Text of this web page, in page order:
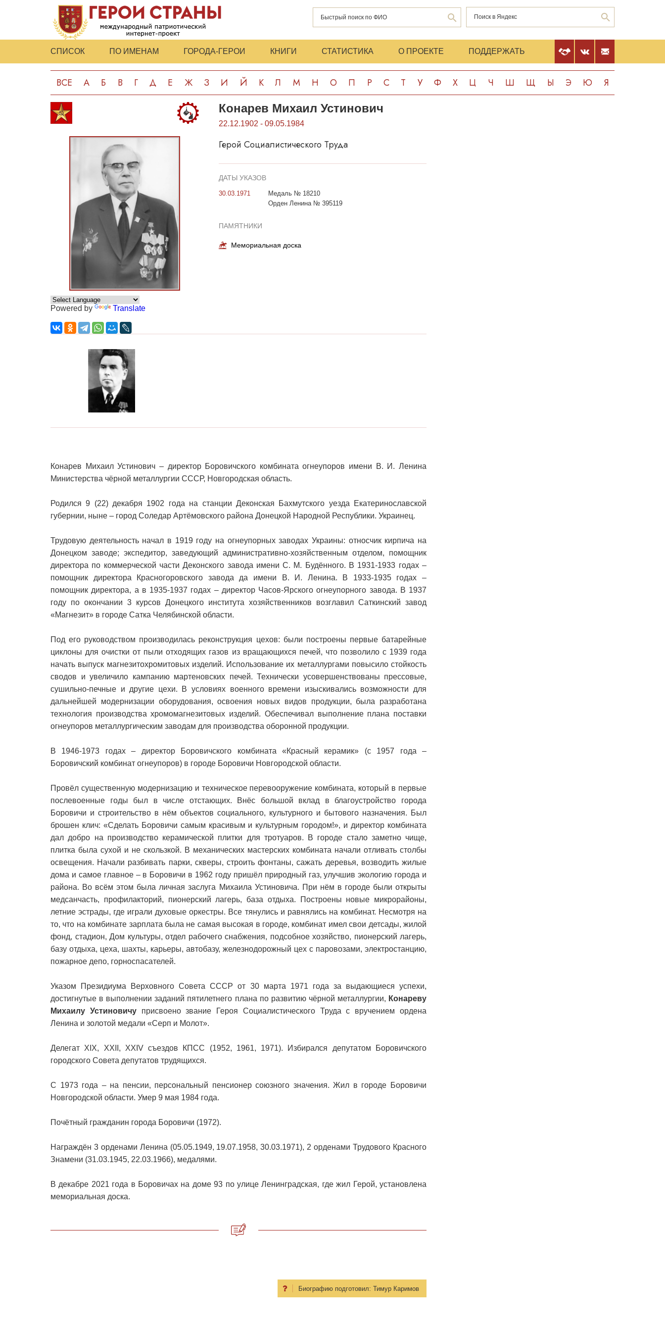
СПИСОК ПО ИМЕНАМ ГОРОДА-ГЕРОИ КНИГИ СТАТИСТИКА О ПРОЕКТЕ ПОДДЕРЖАТЬ
ВСЕ А Б В Г Д Е Ж З И Й К Л М Н О П Р С Т У Ф Х Ц Ч Ш Щ Ы Э Ю Я
Powered by Translate
Конарев Михаил Устинович
22.12.1902 - 09.05.1984
Герой Социалистического Труда
ДАТЫ УКАЗОВ
30.03.1971
Медаль № 18210
Орден Ленина № 395119
ПАМЯТНИКИ
Мемориальная доска
Конарев Михаил Устинович – директор Боровичского комбината огнеупоров имени В. И. Ленина
Министерства чёрной металлургии СССР, Новгородская область.
Родился 9 (22) декабря 1902 года на станции Деконская Бахмутского уезда Екатеринославской
губернии, ныне – город Соледар Артёмовского района Донецкой Народной Республики. Украинец.
Трудовую деятельность начал в 1919 году на огнеупорных заводах Украины: относчик кирпича на
Донецком заводе; экспедитор, заведующий административно-хозяйственным отделом, помощник
директора по коммерческой части Деконского завода имени С. М. Будённого. В 1931-1933 годах –
помощник директора Красногоровского завода да имени В. И. Ленина. В 1933-1935 годах –
помощник директора, а в 1935-1937 годах – директор Часов-Ярского огнеупорного завода. В 1937
году по окончании 3 курсов Донецкого института хозяйственников возглавил Саткинский завод
«Магнезит» в городе Сатка Челябинской области.
Под его руководством производилась реконструкция цехов: были построены первые батарейные
циклоны для очистки от пыли отходящих газов из вращающихся печей, что позволило с 1939 года
начать выпуск магнезитохромитовых изделий. Использование их металлургами повысило стойкость
сводов и увеличило кампанию мартеновских печей. Технически усовершенствованы прессовые,
сушильно-печные и другие цехи. В условиях военного времени изыскивались возможности для
дальнейшей модернизации оборудования, освоения новых видов продукции, была разработана
технология производства хромомагнезитовых изделий. Обеспечивал выполнение плана поставки
огнеупоров металлургическим заводам для производства оборонной продукции.
В 1946-1973 годах – директор Боровичского комбината «Красный керамик» (с 1957 года –
Боровичский комбинат огнеупоров) в городе Боровичи Новгородской области.
Провёл существенную модернизацию и техническое перевооружение комбината, который в первые
послевоенные годы был в числе отстающих. Внёс большой вклад в благоустройство города
Боровичи и строительство в нём объектов социального, культурного и бытового назначения. Был
брошен клич: «Сделать Боровичи самым красивым и культурным городом!», и директор комбината
дал добро на производство керамической плитки для тротуаров. В городе стало заметно чище,
плитка была сухой и не скользкой. В механических мастерских комбината начали отливать столбы
освещения. Начали разбивать парки, скверы, строить фонтаны, сажать деревья, возводить жилые
дома и самое главное – в Боровичи в 1962 году пришёл природный газ, улучшив экологию города и
района. Во всём этом была личная заслуга Михаила Устиновича. При нём в городе были открыты
медсанчасть, профилакторий, пионерский лагерь, база отдыха. Построены новые микрорайоны,
летние эстрады, где играли духовые оркестры. Все тянулись и равнялись на комбинат. Несмотря на
то, что на комбинате зарплата была не самая высокая в городе, комбинат имел свои детсады, жилой
фонд, стадион, Дом культуры, отдел рабочего снабжения, подсобное хозяйство, пионерский лагерь,
базу отдыха, цеха, шахты, карьеры, автобазу, железнодорожный цех с паровозами, электростанцию,
пожарное депо, горноспасателей.
Указом Президиума Верховного Совета СССР от 30 марта 1971 года за выдающиеся успехи,
достигнутые в выполнении заданий пятилетнего плана по развитию чёрной металлургии, Конареву
Михаилу Устиновичуприсвоено звание Героя Социалистического Труда с вручением ордена
Ленина и золотой медали «Серп и Молот».
Делегат XIX, XXII, XXIV съездов КПСС (1952, 1961, 1971). Избирался депутатом Боровичского
городского Совета депутатов трудящихся.
С 1973 года – на пенсии, персональный пенсионер союзного значения. Жил в городе Боровичи
Новгородской области. Умер 9 мая 1984 года.
Почётный гражданин города Боровичи (1972).
Награждён 3 орденами Ленина (05.05.1949, 19.07.1958, 30.03.1971), 2 орденами Трудового Красного
Знамени (31.03.1945, 22.03.1966), медалями.
В декабре 2021 года в Боровичах на доме 93 по улице Ленинградская, где жил Герой, установлена
мемориальная доска.
Биографию подготовил: Тимур Каримов